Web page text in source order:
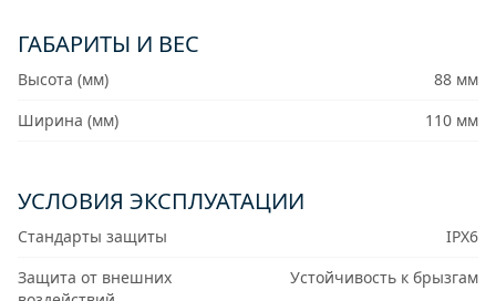
ГАБАРИТЫ И ВЕС
Высота (мм)
88 мм
Ширина (мм)
110 мм
УСЛОВИЯ ЭКСПЛУАТАЦИИ
Стандарты защиты
IPX6
Защита от внешних
Устойчивость к брызгам